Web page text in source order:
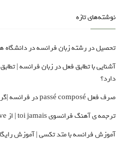
نوشته‌های تازه
تحصیل در رشته زبان فرانسه در دانشگاه
آشنایی با تطابق فعل در زبان فرانسه |
دارد؟
صرف فعل passé composé در فرانسه |گرامر فرانسه
ترجمه ی آهنگ فرانسوی toi jamais | از Catherine Deneuve
آموزش فرانسه با متد تکسی | آموزش